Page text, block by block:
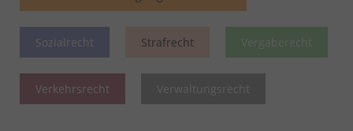
Sozialrecht Strafrecht Vergaberecht
Verkehrsrecht Verwaltungsrecht